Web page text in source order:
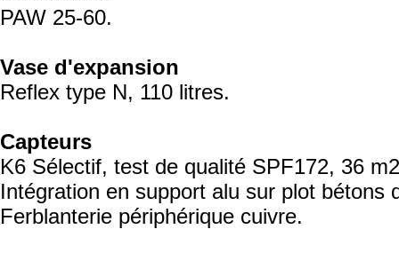
PAW 25-60.
Vase d'expansion
Reflex type N, 110 litres.
Capteurs
K6 Sélectif, test de qualité SPF172, 36
Intégration en support alu sur plot bétons
Ferblanterie périphérique cuivre.